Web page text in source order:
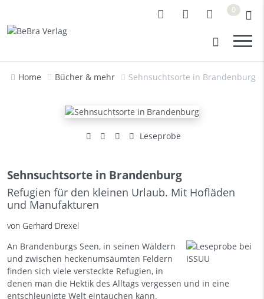
0
Home Bücher & mehr Sehnsuchtsorte in Brandenburg
Leseprobe
Sehnsuchtsorte in Brandenburg
Refugien für den kleinen Urlaub. Mit Hofläden
und Manufakturen
von Gerhard Drexel
An Brandenburgs Seen, in seinen Wäldern
und zwischen heckenumsäumten Feldern
finden sich viele versteckte Refugien, in
denen man die Hektik des Alltags vergessen und in eine
entschleunigte Welt eintauchen kann.